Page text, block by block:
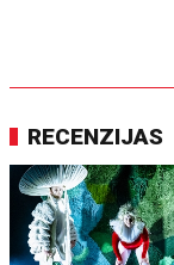
RECENZIJAS